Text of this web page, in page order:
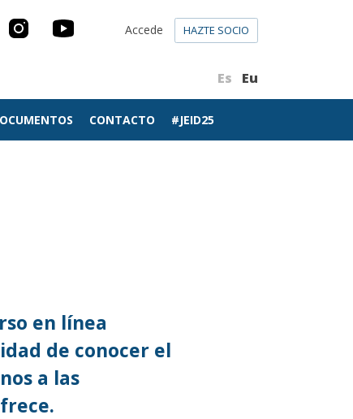
Es Eu
Accede HAZTE SOCIO
CONTACTO #JEID25
en línea
de conocer el
a las